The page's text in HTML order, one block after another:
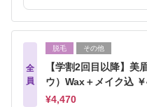
全
員
脱毛 その他
【学割2回目以降】美
ウ）Wax＋メイク込
¥4,470